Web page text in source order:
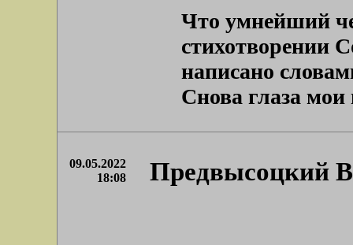
Что умнейший
стихотворении
написано
Снова глаза мои
09.05.2022
18:08
Предвысоцкий